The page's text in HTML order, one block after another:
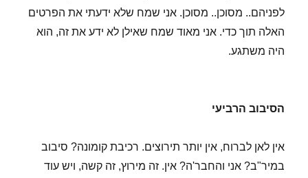
לפניהם.. מסוכן.. מסוכן. אני שמח שלא ידעתי את הפרטים
האלה תוך כדי. אני מאוד שמח שאילן לא ידע את זה, הוא
היה משתגע.
הסיבוב הרביעי
אין לאן לברוח, אין יותר תירוצים. רכיבת קומונה? סיבוב
במיר"ב? אני והחבר'ה? אין. זה מירוץ, זה קשה, ויש עוד